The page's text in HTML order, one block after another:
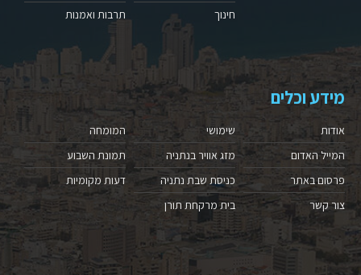
חינוך
תרבות ואמנות
מידע וכלים
אודות
המייל האדום
פרסום באתר
צור קשר
שימושי
מזג אוויר בנתניה
כניסת שבת נתניה
בית מרקחת תורן
המומחה
תמונת השבוע
דעות מקומיות